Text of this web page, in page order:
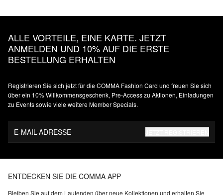
ALLE VORTEILE, EINE KARTE. JETZT
ANMELDEN UND 10% AUF DIE ERSTE
BESTELLUNG ERHALTEN
Registrieren Sie sich jetzt für die COMMA Fashion Card und freuen Sie sich
über ein 10% Willkommensgeschenk, Pre-Access zu Aktionen, Einladungen
zu Events sowie viele weitere Member Specials.
E-MAIL-ADRESSE
ENTDECKEN SIE DIE COMMA APP
Bleiben Sie auf dem Laufenden über neue Kollektionen und erhalten Sie